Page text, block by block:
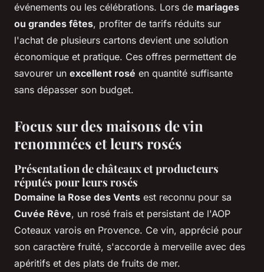
événements ou les célébrations. Lors de mariages
ou grandes fêtes, profiter de tarifs réduits sur
l'achat de plusieurs cartons devient une solution
économique et pratique. Ces offres permettent de
savourer un excellent rosé en quantité suffisante
sans dépasser son budget.
Focus sur des maisons de vin
renommées et leurs rosés
Présentation de châteaux et producteurs
réputés pour leurs rosés
Domaine la Rose des Vents est reconnu pour sa
Cuvée Rêve, un rosé frais et persistant de l'AOP
Coteaux varois en Provence. Ce vin, apprécié pour
son caractère fruité, s'accorde à merveille avec des
apéritifs et des plats de fruits de mer.